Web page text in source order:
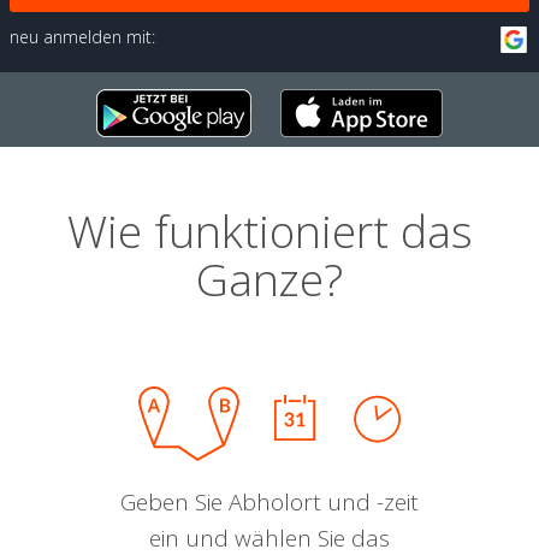
neu anmelden mit:
Wie funktioniert das
Ganze?
Geben Sie Abholort und -zeit
ein und wählen Sie das